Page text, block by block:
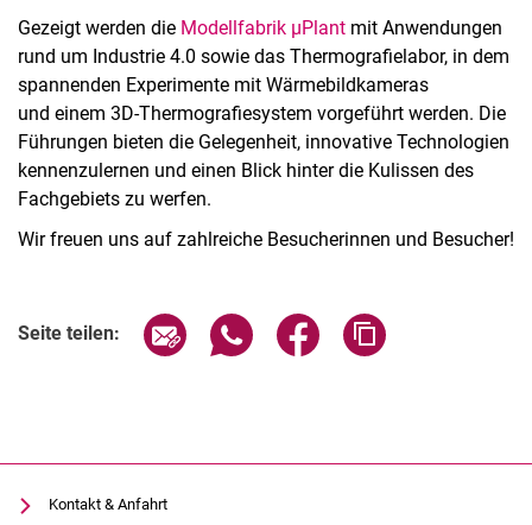
Gezeigt werden die Modellfabrik µPlant mit Anwendungen
rund um Industrie 4.0 sowie das Thermografielabor, in dem
spannenden Experimente mit Wärmebildkameras
und einem 3D-Thermografiesystem vorgeführt werden. Die
Führungen bieten die Gelegenheit, innovative Technologien
kennenzulernen und einen Blick hinter die Kulissen des
Fachgebiets zu werfen.
Wir freuen uns auf zahlreiche Besucherinnen und Besucher!
Seite teilen: Seite über E-Mail teilen
Seite über WhatsApp teilen
Seite über Facebook
Kontakt & Anfahrt